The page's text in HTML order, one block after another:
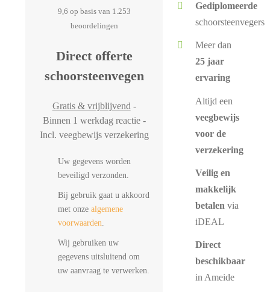
9,6 op basis van 1.253
beoordelingen
Direct offerte
schoorsteenvegen
Gratis & vrijblijvend -
Binnen 1 werkdag reactie -
Incl. veegbewijs verzekering
Uw gegevens worden
beveiligd verzonden.
Bij gebruik gaat u akkoord
met onze algemene
voorwaarden.
Wij gebruiken uw
gegevens uitsluitend om
uw aanvraag te verwerken.
Gediplomeerde
schoorsteenvegers
Meer dan
25 jaar
ervaring
Altijd een
veegbewijs
voor de
verzekering
Veilig en
makkelijk
betalen via
iDEAL
Direct
beschikbaar
in Ameide